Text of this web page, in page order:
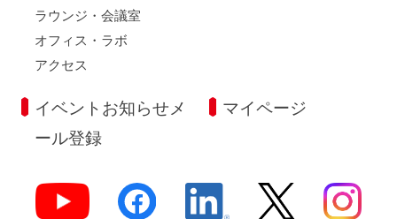
ラウンジ・会議室
オフィス・ラボ
アクセス
イベントお知らせメ
ール登録
マイページ